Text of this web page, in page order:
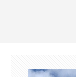
Brasil